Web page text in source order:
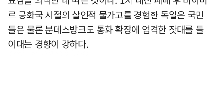
르 공화국 시절의 살인적 물가고를 경험한 독일은 국민
들은 물론 분데스방크도 통화 확장에 엄격한 잣대를 들
이대는 경향이 강하다.